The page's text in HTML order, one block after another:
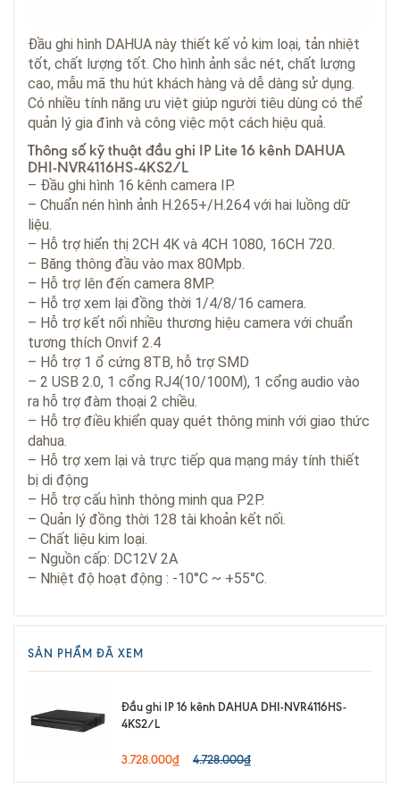
Đầu ghi hình DAHUA này thiết kế vỏ kim loại, tản nhiệt
tốt, chất lượng tốt. Cho hình ảnh sắc nét, chất lượng
cao, mẫu mã thu hút khách hàng và dễ dàng sử dụng.
Có nhiều tính năng ưu việt giúp người tiêu dùng có thể
quản lý gia đình và công việc một cách hiệu quả.
Thông số kỹ thuật đầu ghi IP Lite 16 kênh DAHUA
DHI-NVR4116HS-4KS2/L
– Đầu ghi hình 16 kênh camera IP.
– Chuẩn nén hình ảnh H.265+/H.264 với hai luồng dữ
liệu.
– Hỗ trợ hiển thị 2CH 4K và 4CH 1080, 16CH 720.
– Băng thông đầu vào max 80Mpb.
– Hỗ trợ lên đến camera 8MP.
– Hỗ trợ xem lại đồng thời 1/4/8/16 camera.
– Hỗ trợ kết nối nhiều thương hiệu camera với chuẩn
tương thích Onvif 2.4
– Hỗ trợ 1 ổ cứng 8TB, hỗ trợ SMD
– 2 USB 2.0, 1 cổng RJ4(10/100M), 1 cổng audio vào
ra hỗ trợ đàm thoại 2 chiều.
– Hỗ trợ điều khiển quay quét thông minh với giao thức
dahua.
– Hỗ trợ xem lại và trực tiếp qua mạng máy tính thiết
bị di động
– Hỗ trợ cấu hình thông minh qua P2P.
– Quản lý đồng thời 128 tài khoản kết nối.
– Chất liệu kim loại.
– Nguồn cấp: DC12V 2A
– Nhiệt độ hoạt động : -10°C ~ +55°C.
SẢN PHẨM ĐÃ XEM
Đầu ghi IP 16 kênh DAHUA DHI-NVR4116HS-
4KS2/L
3.728.000₫ 4.728.000₫